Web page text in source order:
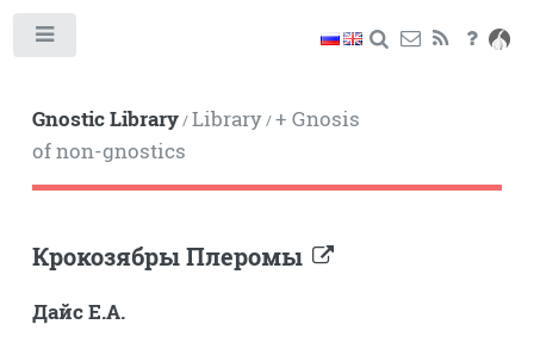
Gnostic Library/Library/+ Gnosis
of non-gnostics
Крокозябры Плеромы
Дайс Е.А.